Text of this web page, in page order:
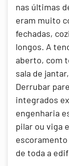
nas últimas
eram muito
fechadas,
longos. A
aberto, com
sala de
Derrubar
integrados
engenharia
pilar ou viga
de toda a